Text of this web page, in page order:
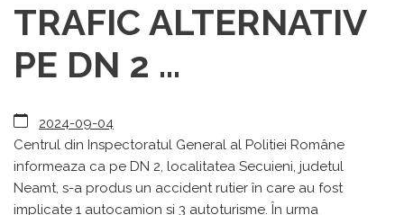
TRAFIC ALTERNATIV
PE DN 2 ...
2024-09-04
Centrul din Inspectoratul General al Politiei Române
informeaza ca pe DN 2, localitatea Secuieni, judetul
Neamt, s-a produs un accident rutier în care au fost
implicate 1 autocamion si 3 autoturisme. În urma